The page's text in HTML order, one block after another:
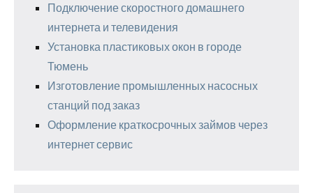
Подключение скоростного домашнего
интернета и телевидения
Установка пластиковых окон в городе
Тюмень
Изготовление промышленных насосных
станций под заказ
Оформление краткосрочных займов через
интернет сервис